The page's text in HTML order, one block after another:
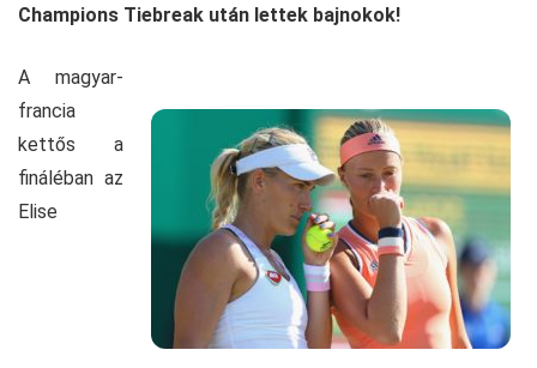
Champions Tiebreak után lettek bajnokok!
A magyar-
francia
kettős a
fináléban az
Elise